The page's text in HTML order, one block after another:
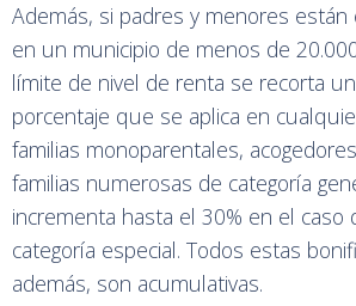
Además, si padres y menores están
en un municipio de menos de
límite de nivel de renta se recorta
porcentaje que se aplica en
familias monoparentales,
familias numerosas de categoría
incrementa hasta el 30% en el caso
categoría especial. Todos estas
además, son acumulativas.